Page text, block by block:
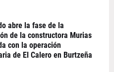
abre la fase de la
de la constructora Murias
con la operación
de El Calero en Burtzeña